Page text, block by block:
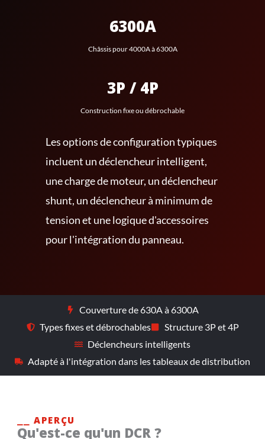
6300A
Châssis pour 4000A à 6300A
3P / 4P
Construction fixe ou débrochable
Les options de configuration typiques
incluent un déclencheur intelligent,
une charge de moteur, un déclencheur
shunt, un déclencheur à minimum de
tension et une logique d'accessoires
pour l'intégration du panneau.
Couverture de 630A à 6300A
Types fixes et débrochables
Structure 3P et 4P
Déclencheurs intelligents
Adapté à l'intégration dans les tableaux de distribution
⎯⎯ APERÇU
Qu'est-ce qu'un DCR ?